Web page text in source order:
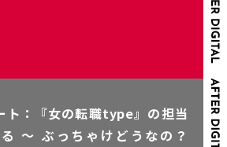
ト：『女の転職type』の担当
〜 ぶっちゃけどうなの？